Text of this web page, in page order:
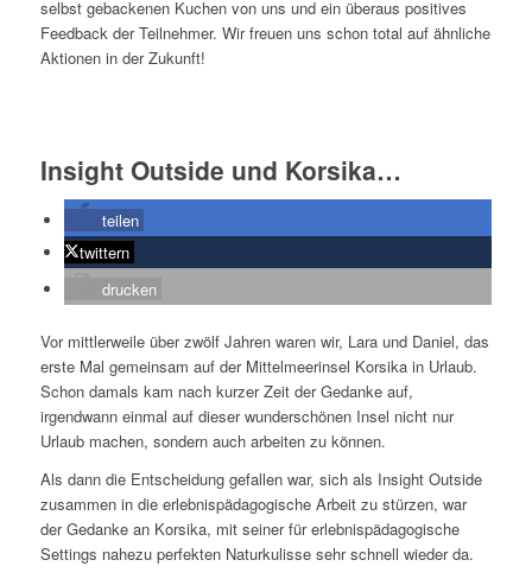
selbst gebackenen Kuchen von uns und ein überaus positives
Feedback der Teilnehmer. Wir freuen uns schon total auf ähnliche
Aktionen in der Zukunft!
Insight Outside und Korsika…
teilen
twittern
drucken
Vor mittlerweile über zwölf Jahren waren wir, Lara und Daniel, das
erste Mal gemeinsam auf der Mittelmeerinsel Korsika in Urlaub.
Schon damals kam nach kurzer Zeit der Gedanke auf,
irgendwann einmal auf dieser wunderschönen Insel nicht nur
Urlaub machen, sondern auch arbeiten zu können.
Als dann die Entscheidung gefallen war, sich als Insight Outside
zusammen in die erlebnispädagogische Arbeit zu stürzen, war
der Gedanke an Korsika, mit seiner für erlebnispädagogische
Settings nahezu perfekten Naturkulisse sehr schnell wieder da.